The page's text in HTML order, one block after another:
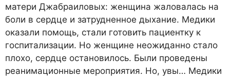
матери Джабраиловых: женщина жаловалась на
боли в сердце и затрудненное дыхание. Медики
оказали помощь, стали готовить пациентку к
госпитализации. Но женщине неожиданно стало
плохо, сердце остановилось. Были проведены
реанимационные мероприятия. Но, увы… Медики